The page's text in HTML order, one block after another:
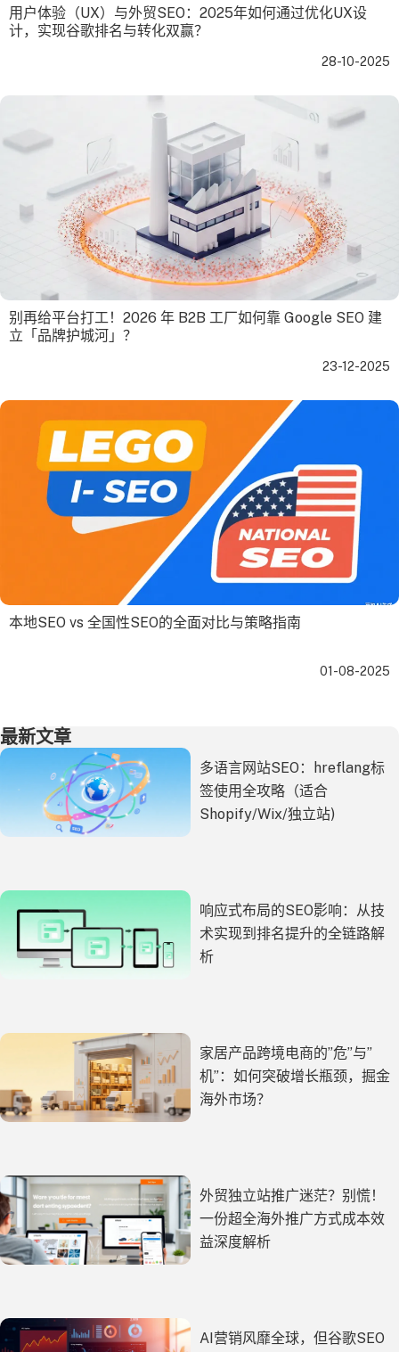
用户体验（UX）与外贸SEO：2025年如何通过优化UX设
计，实现谷歌排名与转化双赢？
28-10-2025
别再给平台打工！2026 年 B2B 工厂如何靠 Google SEO 建
立「品牌护城河」？
23-12-2025
本地SEO vs 全国性SEO的全面对比与策略指南
01-08-2025
最新文章
多语言网站SEO：hreflang标
签使用全攻略（适合
Shopify/Wix/独立站)
响应式布局的SEO影响：从技
术实现到排名提升的全链路解
析
家居产品跨境电商的”危”与”
机”：如何突破增长瓶颈，掘金
海外市场？
外贸独立站推广迷茫？别慌！
一份超全海外推广方式成本效
益深度解析
AI营销风靡全球，但谷歌SEO